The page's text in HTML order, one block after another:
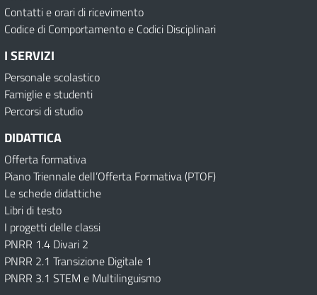
Contatti e orari di ricevimento
Codice di Comportamento e Codici Disciplinari
I SERVIZI
Personale scolastico
Famiglie e studenti
Percorsi di studio
DIDATTICA
Offerta formativa
Piano Triennale dell’Offerta Formativa (PTOF)
Le schede didattiche
Libri di testo
I progetti delle classi
PNRR 1.4 Divari 2
PNRR 2.1 Transizione Digitale 1
PNRR 3.1 STEM e Multilinguismo